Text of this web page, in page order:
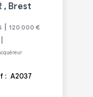
, Brest
120 000 €
: A2037